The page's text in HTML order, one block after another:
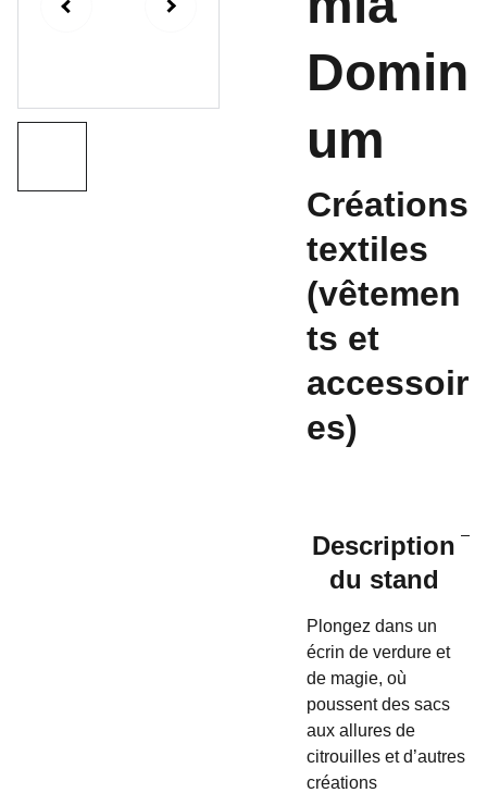
Domin
um
Créations
textiles
(vêtemen
ts et
accessoir
es)
Description
du stand
Plongez dans un
écrin de verdure et
de magie, où
poussent des sacs
aux allures de
citrouilles et d’autres
créations